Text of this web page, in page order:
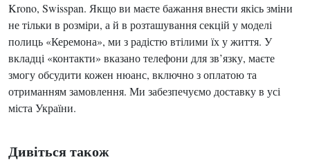
Krono, Swisspan. Якщо ви маєте бажання внести якісь зміни
не тільки в розміри, а й в розташування секцій у моделі
полиць «Керемона», ми з радістю втілими їх у життя. У
вкладці «контакти» вказано телефони для зв’язку, маєте
змогу обсудити кожен нюанс, включно з оплатою та
отриманням замовлення. Ми забезпечуємо доставку в усі
міста України.
Дивіться також